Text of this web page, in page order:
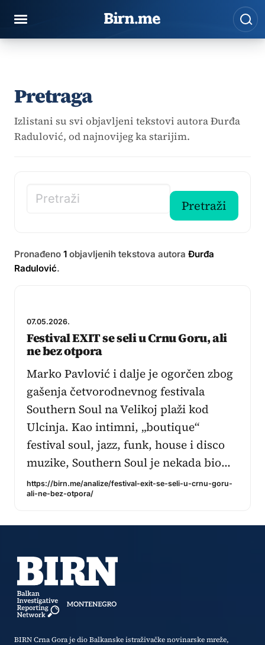
Pretraga
Izlistani su svi objavljeni tekstovi autora Đurđa
Radulović, od najnovijeg ka starijim.
Pretraži
Pronađeno 1 objavljenih tekstova autora Đurđa
Radulović.
07.05.2026.
Festival EXIT se seli u Crnu Goru, ali
ne bez otpora
Marko Pavlović i dalje je ogorčen zbog
gašenja četvorodnevnog festivala
Southern Soul na Velikoj plaži kod
Ulcinja. Kao intimni, „boutique“
festival soul, jazz, funk, house i disco
muzike, Southern Soul je nekada bio…
https://birn.me/analize/festival-exit-se-seli-u-crnu-goru-
ali-ne-bez-otpora/
BIRN Crna Gora je dio Balkanske istraživačke novinarske mreže,